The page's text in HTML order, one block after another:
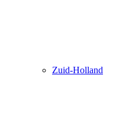
Zuid-Holland